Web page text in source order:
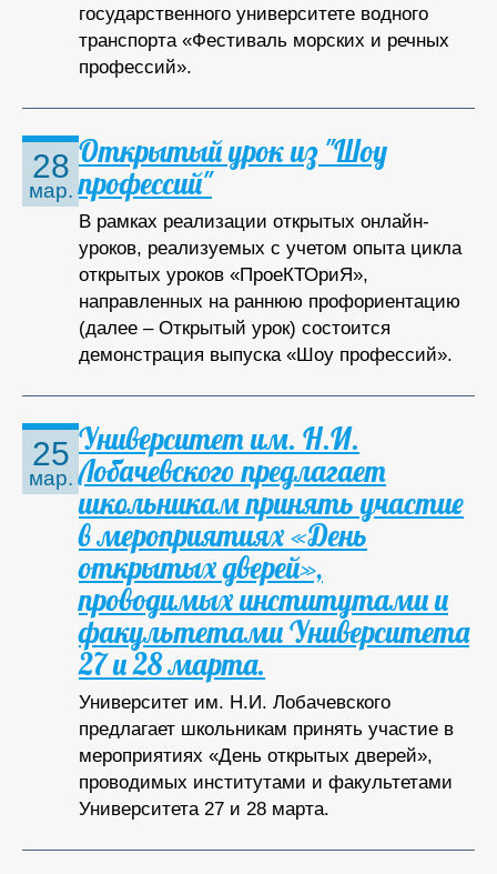
государственного университете водного
транспорта «Фестиваль морских и речных
профессий».
28
мар.
Открытый урок из "Шоу
профессий"
В рамках реализации открытых онлайн-
уроков, реализуемых с учетом опыта цикла
открытых уроков «ПроеКТОриЯ»,
направленных на раннюю профориентацию
(далее – Открытый урок) состоится
демонстрация выпуска «Шоу профессий».
25
мар.
Университет им. Н.И.
Лобачевского предлагает
школьникам принять участие
в мероприятиях «День
открытых дверей»,
проводимых институтами и
факультетами Университета
27 и 28 марта.
Университет им. Н.И. Лобачевского
предлагает школьникам принять участие в
мероприятиях «День открытых дверей»,
проводимых институтами и факультетами
Университета 27 и 28 марта.